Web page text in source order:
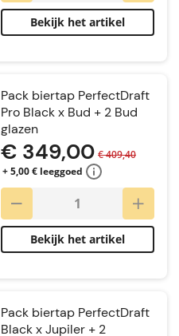
Bekijk het artikel
Pack biertap PerfectDraft
Pro Black x Bud + 2 Bud
glazen
€ 349,00 € 409,40
+ 5,00 € leeggoed
Bekijk het artikel
Pack biertap PerfectDraft
Black x Jupiler + 2